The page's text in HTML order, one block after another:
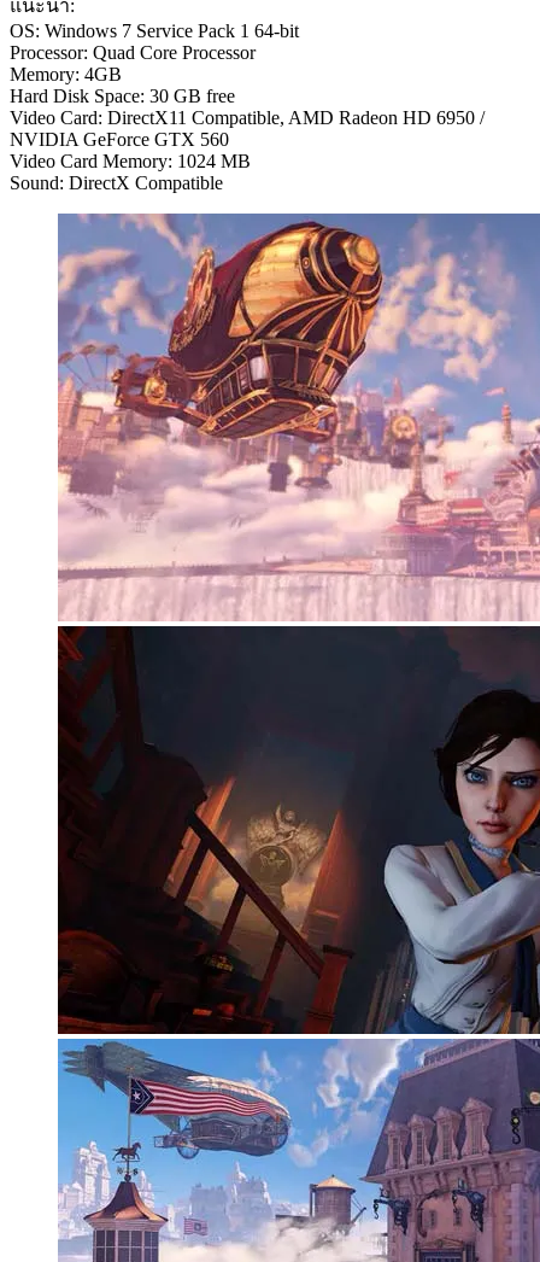
แนะนำ:
OS: Windows 7 Service Pack 1 64-bit
Processor: Quad Core Processor
Memory: 4GB
Hard Disk Space: 30 GB free
Video Card: DirectX11 Compatible, AMD Radeon HD 6950 /
NVIDIA GeForce GTX 560
Video Card Memory: 1024 MB
Sound: DirectX Compatible